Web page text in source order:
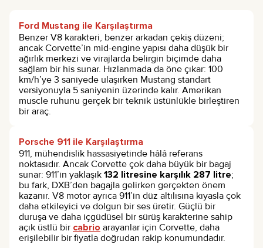
Ford Mustang ile Karşılaştırma
Benzer V8 karakteri, benzer arkadan çekiş düzeni;
ancak Corvette’in mid-engine yapısı daha düşük bir
ağırlık merkezi ve virajlarda belirgin biçimde daha
sağlam bir his sunar. Hızlanmada da öne çıkar: 100
km/h’ye 3 saniyede ulaşırken Mustang standart
versiyonuyla 5 saniyenin üzerinde kalır. Amerikan
muscle ruhunu gerçek bir teknik üstünlükle birleştiren
bir araç.
Porsche 911 ile Karşılaştırma
911, mühendislik hassasiyetinde hâlâ referans
noktasıdır. Ancak Corvette çok daha büyük bir bagaj
sunar: 911’in yaklaşık 132 litresine karşılık 287 litre;
bu fark, DXB’den bagajla gelirken gerçekten önem
kazanır. V8 motor ayrıca 911’in düz altılısına kıyasla çok
daha etkileyici ve dolgun bir ses üretir. Güçlü bir
duruşa ve daha içgüdüsel bir sürüş karakterine sahip
açık üstlü bir cabrio arayanlar için Corvette, daha
erişilebilir bir fiyatla doğrudan rakip konumundadır.